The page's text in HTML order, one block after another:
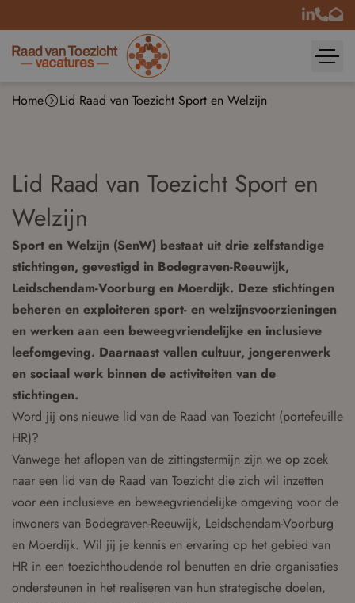
Home Lid Raad van Toezicht Sport en Welzijn
Lid Raad van Toezicht Sport en
Welzijn
Sport en Welzijn (SenW) bestaat uit drie zelfstandige
stichtingen, gevestigd in Bodegraven-Reeuwijk,
Leidschendam-Voorburg en Moerdijk. Deze stichtingen
beheren en exploiteren sport- en welzijnsvoorzieningen
en werken aan een beweegvriendelijke en inclusieve
leefomgeving. Daarnaast vallen cultuur, jongerenwerk
en sociaal werk binnen de activiteiten van de
stichtingen.
Word jij ons nieuwe lid van de Raad van Toezicht (portefeuille
HR)?
Vanwege het aflopen van de zittingstermijn zijn we op zoek
naar een lid van de Raad van Toezicht die zich wil inzetten
voor een inclusieve en beweegvriendelijke omgeving voor de
inwoners van Bodegraven-Reeuwijk, Leidschendam-Voorburg
en Moerdijk. Wil jij je kennis en ervaring op het gebied van
HR in een toezichthoudende rol benutten en drie organisaties
ondersteunen in het realiseren van hun strategische doelen,